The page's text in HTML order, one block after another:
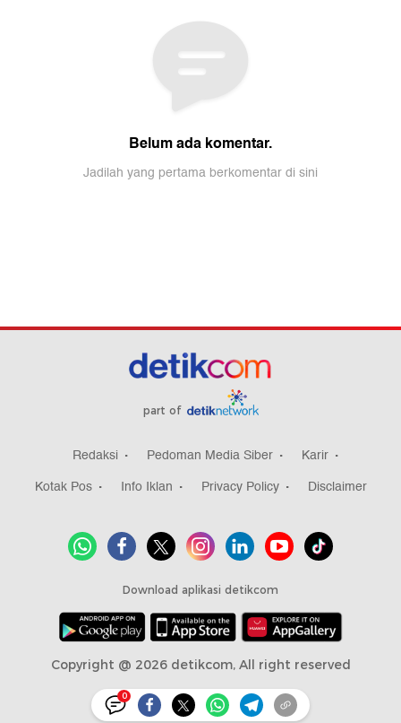
0
part of
Redaksi Pedoman Media Siber
Karir
Kotak Pos
Info Iklan Privacy Policy Disclaimer
Download aplikasi detikcom
Copyright @ 2026 detikcom, All right reserved